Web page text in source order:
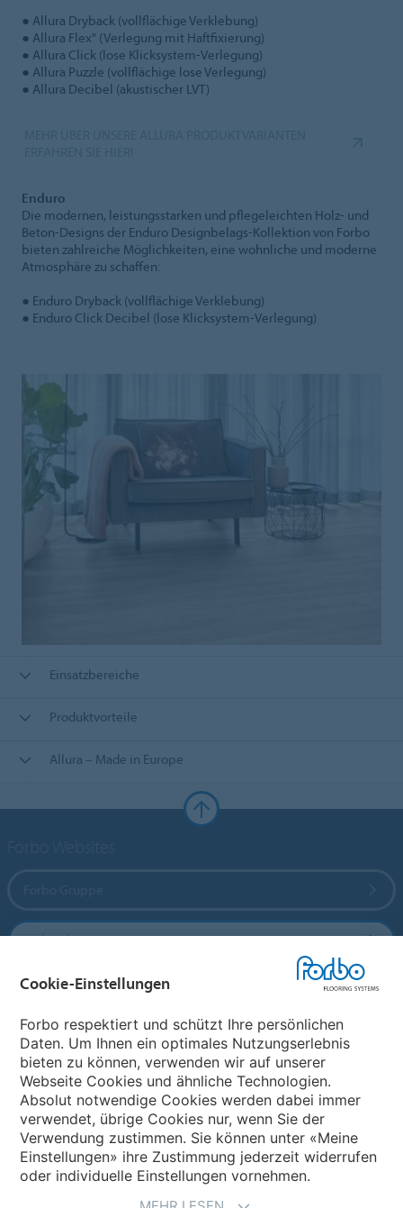
● Allura Dryback (vollflächige Verklebung)
● Allura Flex" (Verlegung mit Haftfixierung)
● Allura Click (lose Klicksystem-Verlegung)
● Allura Puzzle (vollflächige lose Verlegung)
● Allura Decibel (akustischer LVT)
Enduro
Die modernen, leistungsstarken und pflegeleichten Holz- und
Beton-Designs der Enduro Designbelags-Kollektion von Forbo
bieten zahlreiche Möglichkeiten, eine wohnliche und moderne
Atmosphäre zu schaffen:
● Enduro Dryback (vollflächige Verklebung)
● Enduro Click Decibel (lose Klicksystem-Verlegung)
Einsatzbereiche
Produktvorteile
Allura – Made in Europe
Forbo Flooring Systems
Forbo Movement Systems
Land auswählen
Land auswählen
Cookie-Einstellungen
Forbo respektiert und schützt Ihre persönlichen
Daten. Um Ihnen ein optimales Nutzungserlebnis
bieten zu können, verwenden wir auf unserer
Webseite Cookies und ähnliche Technologien.
Absolut notwendige Cookies werden dabei immer
verwendet, übrige Cookies nur, wenn Sie der
Verwendung zustimmen. Sie können unter «Meine
Einstellungen» ihre Zustimmung jederzeit widerrufen
oder individuelle Einstellungen vornehmen.